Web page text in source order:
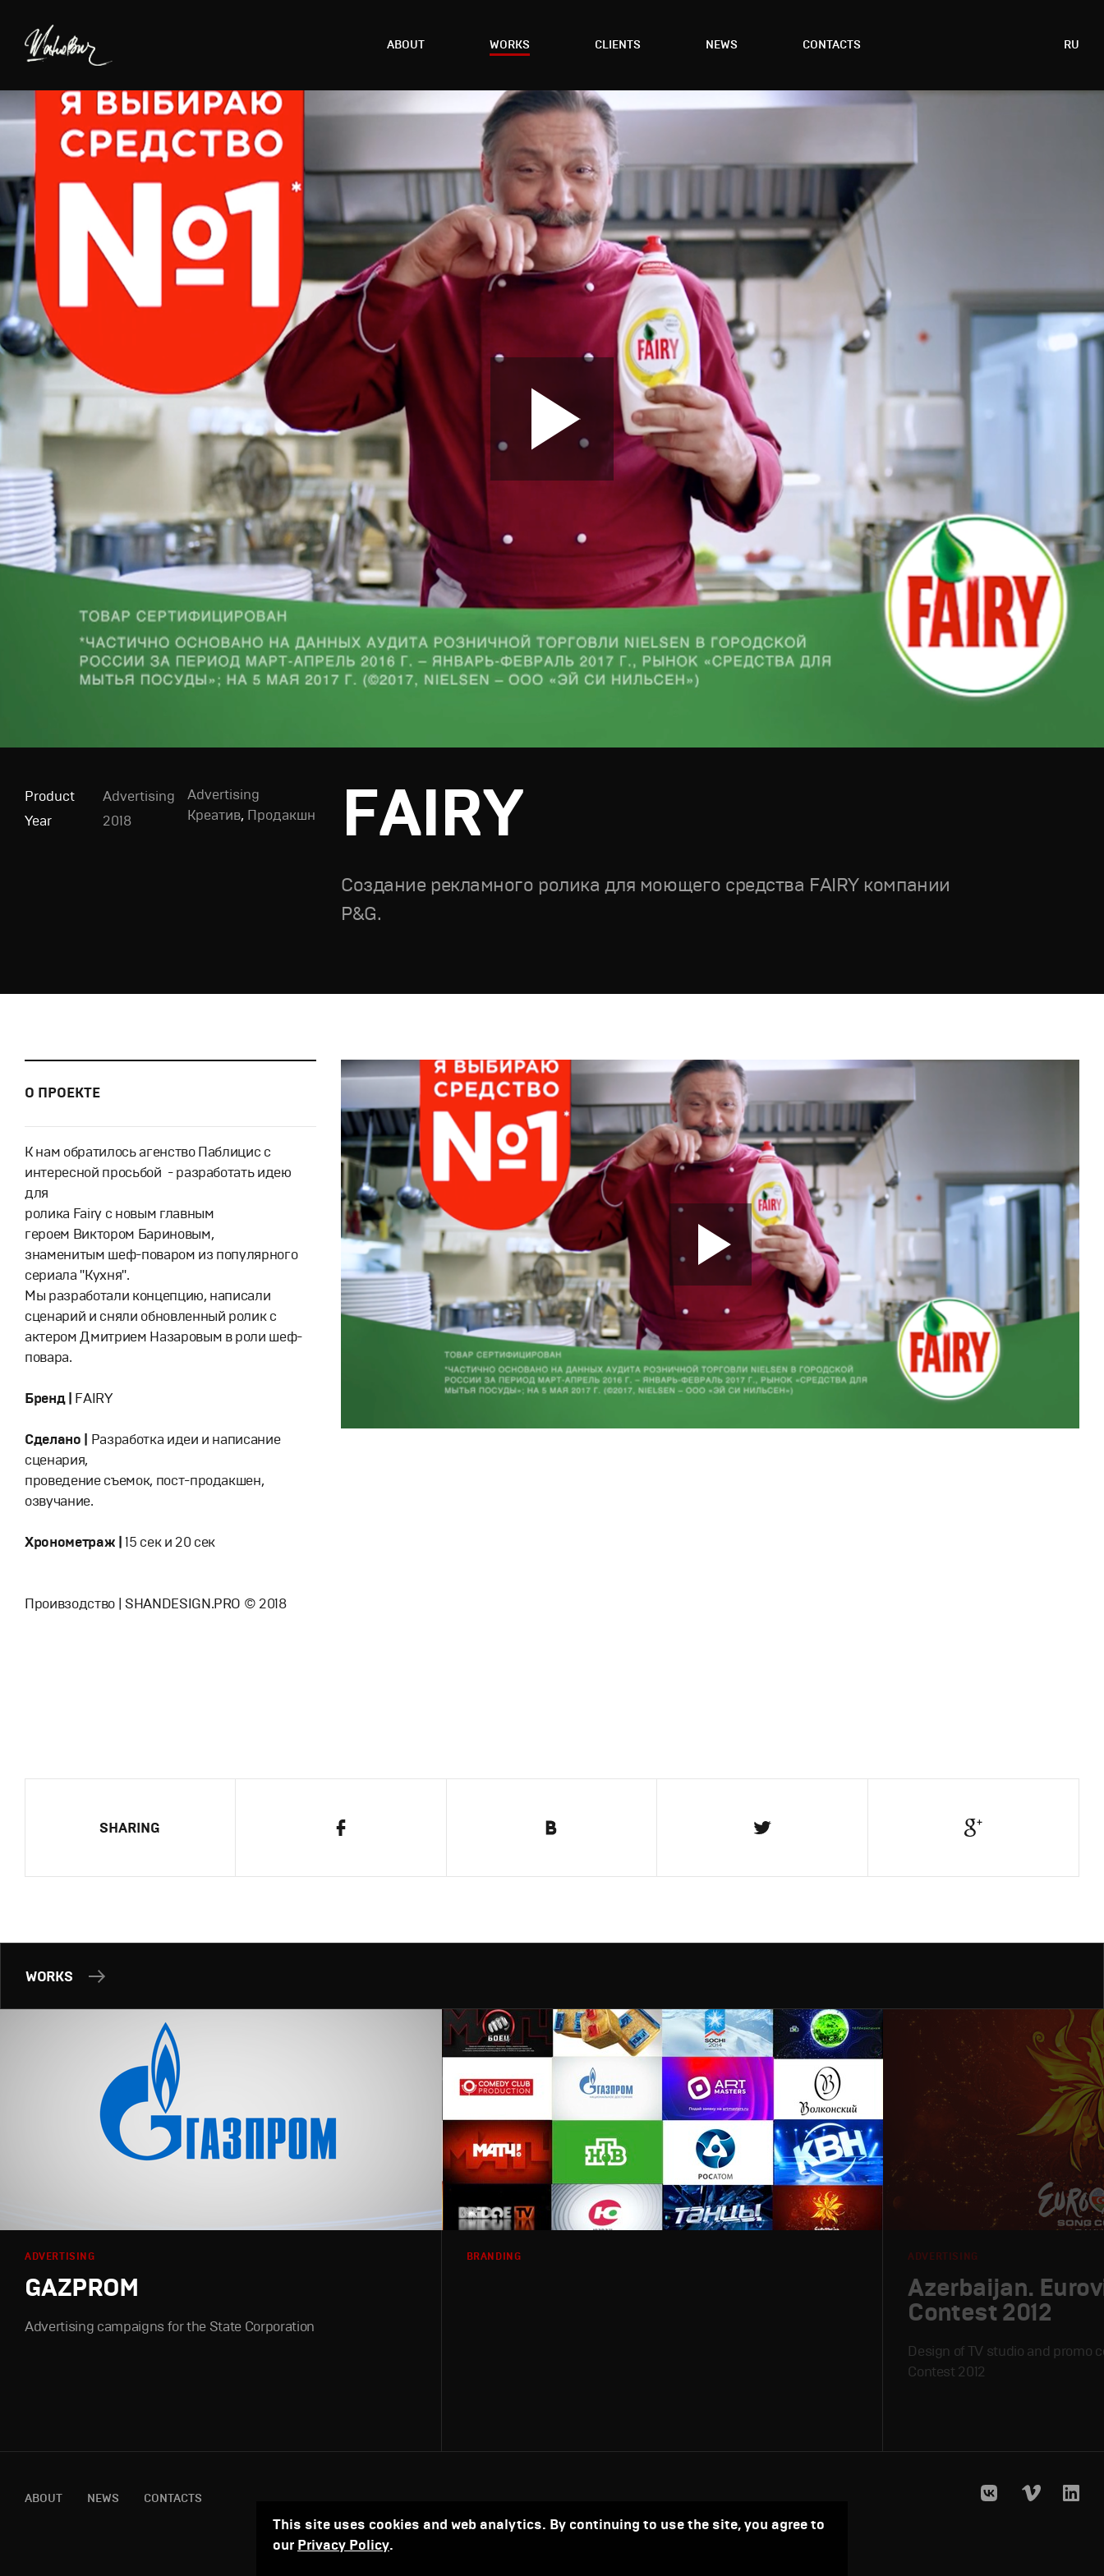
ABOUT WORKS CLIENTS NEWS CONTACTS RU
Product
Advertising
Year
2018
Advertising
Креатив, Продакшн FAIRY
Создание рекламного ролика для моющего средства FAIRY компании
P&G.
О ПРОЕКТЕ
К нам обратилось агенство Паблицис с
интересной просьбой - разработать идею
для
ролика Fairy с новым главным
героем Виктором Бариновым,
знаменитым шеф-поваром из популярного
сериала "Кухня".
Мы разработали концепцию, написали
сценарий и сняли обновленный ролик с
актером Дмитрием Назаровым в роли шеф-
повара.
Бренд | FAIRY
Сделано |
Разработка идеи и написание
сценария,
проведение съемок, пост-продакшен,
озвучание.
Хронометраж |15 сек и 20 сек
Проивзодство | SHANDESIGN.PRO © 2018
SHARING
WORKS
ADVERTISING
GAZPROM
Advertising campaigns for the State Corporation
BRANDING ADVERTISING
Azerbaijan.
Contest 2012
Design of TV studio and promo
Contest 2012
ABOUT NEWS CONTACTS
This site uses cookies and web analytics. By continuing to use the site, you agree to
our Privacy Policy.